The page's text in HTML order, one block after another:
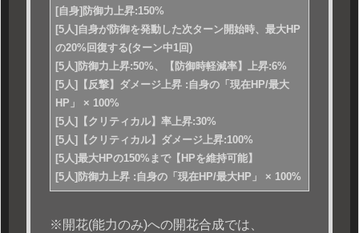
[自身]防御力上昇:150%
[5人]自身が防御を発動した次ターン開始時、最大HP
の20%回復する(ターン中1回)
[5人]防御力上昇:50%、【防御時軽減率】上昇:6%
[5人]【反撃】ダメージ上昇 :自身の「現在HP/最大
HP」 × 100%
[5人]【クリティカル】率上昇:30%
[5人]【クリティカル】ダメージ上昇:100%
[5人]最大HPの150%まで【HPを維持可能】
[5人]防御力上昇 :自身の「現在HP/最大HP」 × 100%
※開花(能力のみ)への開花合成では、